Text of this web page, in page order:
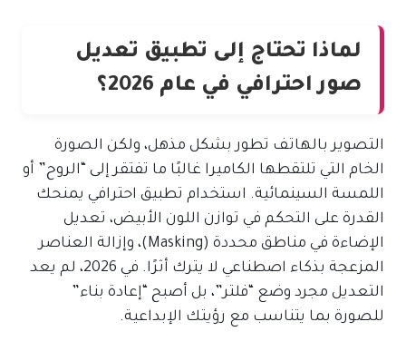
لماذا تحتاج إلى تطبيق تعديل
صور احترافي في عام 2026؟
التصوير بالهاتف تطور بشكل مذهل، ولكن الصورة
الخام التي تلتقطها الكاميرا غالبًا ما تفتقر إلى “الروح” أو
اللمسة السينمائية. استخدام تطبيق احترافي يمنحك
القدرة على التحكم في توازن اللون الأبيض، تعديل
الإضاءة في مناطق محددة (Masking)، وإزالة العناصر
المزعجة بذكاء اصطناعي لا يترك أثرًا. في 2026، لم يعد
التعديل مجرد وضع “فلتر”، بل أصبح “إعادة بناء”
للصورة بما يتناسب مع رؤيتك الإبداعية.